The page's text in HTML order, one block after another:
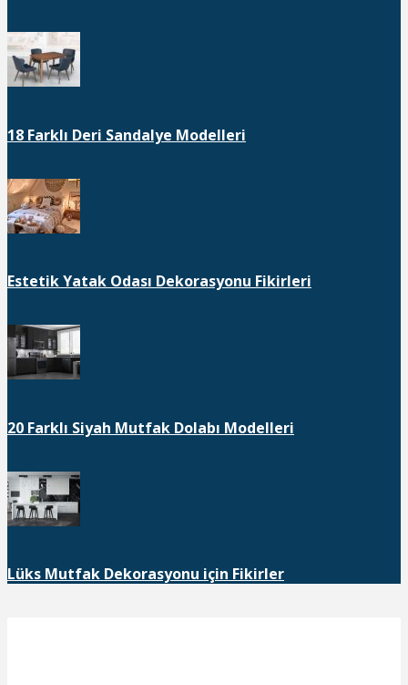
18 Farklı Deri Sandalye Modelleri
Estetik Yatak Odası Dekorasyonu Fikirleri
20 Farklı Siyah Mutfak Dolabı Modelleri
Lüks Mutfak Dekorasyonu için Fikirler